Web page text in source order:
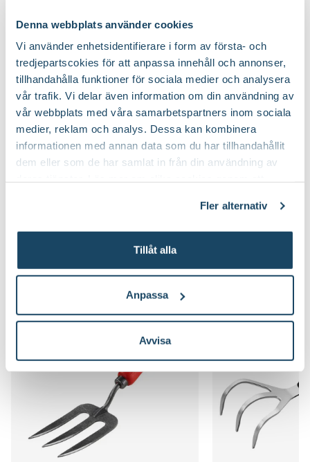
Denna webbplats använder cookies
Vi använder enhetsidentifierare i form av första- och
tredjepartscokies för att anpassa innehåll och annonser,
tillhandahålla funktioner för sociala medier och analysera
vår trafik. Vi delar även information om din användning av
vår webbplats med våra samarbetspartners inom sociala
medier, reklam och analys. Dessa kan kombinera
informationen med annan data som du har tillhandahållit
dem eller som de har samlat in från din användning av
Fler alternativ
Tillåt alla
Anpassa
Avvisa
5990
Du kanske också gillar